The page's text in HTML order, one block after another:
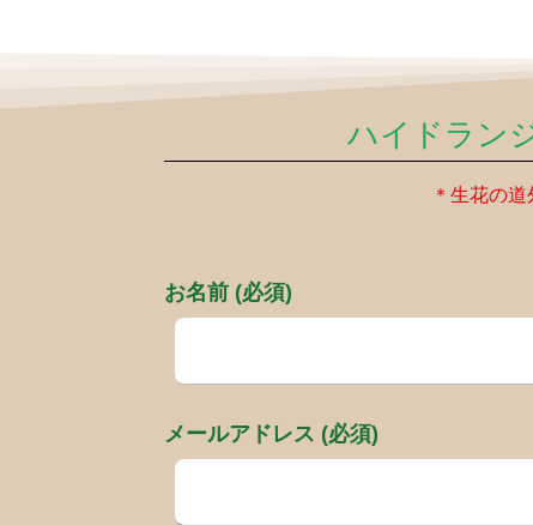
ハイドラン
＊生花の
お名前 (必須)
メールアドレス (必須)